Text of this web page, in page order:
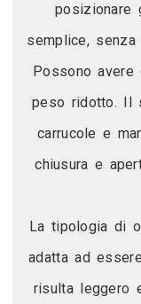
posizionare
semplice,
Possono
peso ridotto. Il
carrucole e
chiusura e
La tipologia di
adatta ad
risulta leggero